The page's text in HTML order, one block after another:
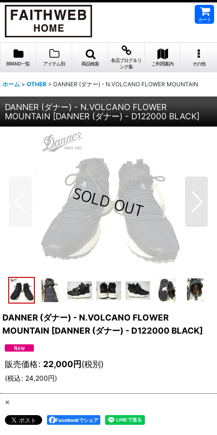
カート
BRAND一覧 アイテム別 商品検索
各店ブログ＆リ
ンク集
ご利用案内 その他
ホーム > OTHER > DANNER (ダナー) - N.VOLCANO FLOWER MOUNTAIN
DANNER (ダナー) - N.VOLCANO FLOWER
MOUNTAIN [DANNER (ダナー) - D122000 BLACK]
DANNER (ダナー) - N.VOLCANO FLOWER
MOUNTAIN [DANNER (ダナー) - D122000 BLACK]
販売価格: 22,000円(税別)
(税込: 24,200円)
×
Facebookでシェア